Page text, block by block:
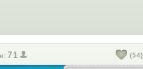
71 (54)